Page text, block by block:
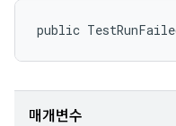
public
매개변수